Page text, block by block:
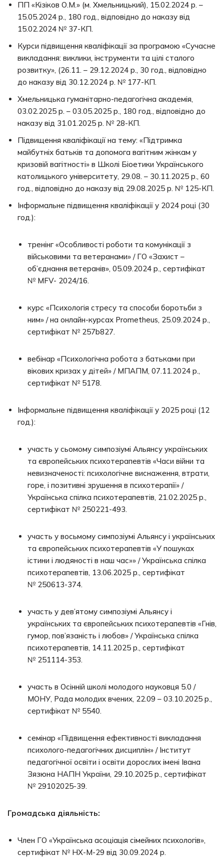
ПП «Кізіков О.М.» (м. Хмельницький), 15.02.2024 р. –
15.05.2024 р., 180 год., відповідно до наказу від
15.02.2024 № 37-КП.
Курси підвищення кваліфікації за програмою «Сучасне
викладання: виклики, інструменти та цілі сталого
розвитку», (26.11. – 29.12.2024 р., 30 год., відповідно
до наказу від 30.12.2024 р. № 177-КП.
Хмельницька гуманітарно-педагогічна академія,
03.02.2025 р. – 03.05.2025 р., 180 год., відповідно до
наказу від 31.01.2025 р. № 28-КП.
Підвищення кваліфікації на тему: «Підтримка
майбутніх батьків та допомога вагітним жінкам у
кризовій вагітності» в Школі Біоетики Українського
католицького університету, 29.08. – 30.11.2025 р., 60
год., відповідно до наказу від 29.08.2025 р. № 125-КП.
Інформальне підвищення кваліфікації у 2024 році (30
год.):
тренінг «Особливості роботи та комунікації з
військовими та ветеранами» / ГО «Захист –
об’єднання ветеранів», 05.09.2024 р., сертифікат
№ MFV- 2024/16.
курс «Психологія стресу та способи боротьби з
ним» / на онлайн-курсах Prometheus, 25.09.2024 р.,
сертифікат № 257b827.
вебінар «Психологічна робота з батьками при
вікових кризах у дітей» / МПАПМ, 07.11.2024 р.,
сертифікат № 5178.
Інформальне підвищення кваліфікації у 2025 році (12
год.):
участь у сьомому симпозіумі Альянсу українських
та європейських психотерапевтів «Часи війни та
невизначеності: психологічне виснаження, втрати,
горе, і позитивні зрушення в психотерапії» /
Українська спілка психотерапевтів, 21.02.2025 р.,
сертифікат № 250221-493.
участь у восьмому симпозіумі Альянсу і українських
та європейських психотерапевтів «У пошуках
істини і людяності в наш час»» / Українська спілка
психотерапевтів, 13.06.2025 р., сертифікат
№ 250613-374.
участь у дев’ятому симпозіумі Альянсу і
українських та європейських психотерапевтів «Гнів,
гумор, пов’язаність і любов» / Українська спілка
психотерапевтів, 14.11.2025 р., сертифікат
№ 251114-353.
участь в Осінній школі молодого науковця 5.0 /
МОНУ, Рада молодих вчених, 22.09 – 03.10.2025 р.,
сертифікат № 5540.
семінар «Підвищення ефективності викладання
психолого-педагогічних дисциплін» / Інститут
педагогічної освіти і освіти дорослих імені Івана
Зязюна НАПН України, 29.10.2025 р., сертифікат
№ 29102025-39.
Громадська діяльність:
Член ГО «Українська асоціація сімейних психологів»,
сертифікат № НХ-М-29 від 30.09.2024 р.